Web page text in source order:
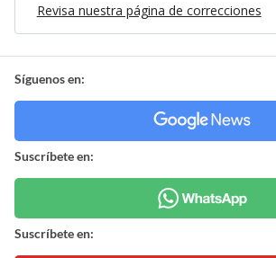
Revisa nuestra página de correcciones
Síguenos en:
Suscríbete en:
Suscríbete en: